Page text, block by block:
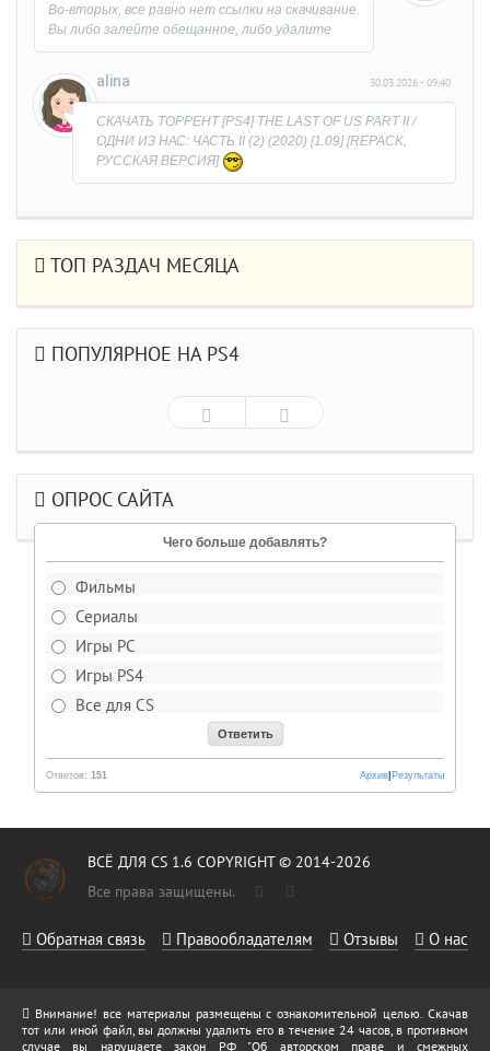
Во-вторых, все равно нет ссылки на скачивание.
Вы либо залейте обещанное, либо удалите
раздачу.
причины)))
alina 30.03.2026 - 09:40
СКАЧАТЬ ТОРРЕНТ [PS4] THE LAST OF US PART II /
ОДНИ ИЗ НАС: ЧАСТЬ II (2) (2020) [1.09] [REPACK,
РУССКАЯ ВЕРСИЯ]
ТОП РАЗДАЧ МЕСЯЦА
ПОПУЛЯРНОЕ НА PS4
ОПРОС САЙТА
Чего больше добавлять?
Фильмы
Сериалы
Игры PC
Игры PS4
Все для CS
Ответов: 151 Результаты
Архив
ВСЁ ДЛЯ CS 1.6 COPYRIGHT © 2014-2026
Все права защищены.
Обратная связь Правообладателям Отзывы О нас
Внимание! все материалы размещены с ознакомительной целью. Скачав
тот или иной файл, вы должны удалить его в течение 24 часов, в противном
случае вы нарушаете закон РФ "Об авторском праве и смежных